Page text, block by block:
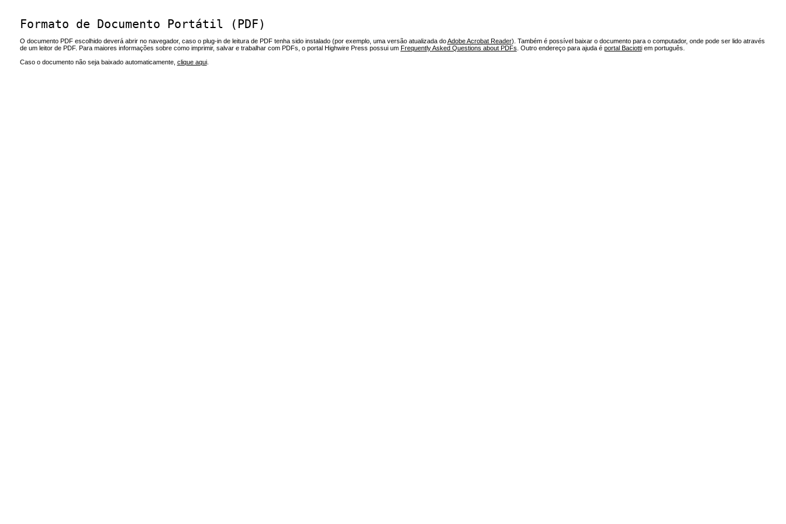
Formato de Documento Portátil (PDF)
O documento PDF escolhido deverá abrir no navegador, caso o plug-in de leitura de PDF tenha sido instalado (por exemplo, uma versão atualizada doAdobe Acrobat Reader). Também é possível baixar o documento para o computador, onde pode ser lido através
de um leitor de PDF. Para maiores informações sobre como imprimir, salvar e trabalhar com PDFs, o portal Highwire Press possui um Frequently Asked Questions about PDFs . Outro endereço para ajuda é portal Baciottiem português.
Caso o documento não seja baixado automaticamente, clique aqui.